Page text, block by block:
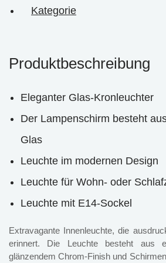
Kategorie
Produktbeschreibung
Eleganter Glas-Kronleuchter
Der Lampenschirm besteht
Glas
Leuchte im modernen Design
Leuchte für Wohn- oder
Leuchte mit E14-Sockel
Extravagante Innenleuchte, die
erinnert. Die Leuchte besteht aus
glänzendem Chrom-Finish und